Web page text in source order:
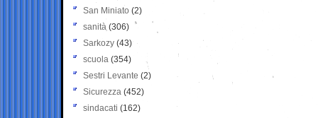
San Miniato (2)
sanità (306)
Sarkozy (43)
scuola (354)
Sestri Levante (2)
Sicurezza (452)
sindacati (162)